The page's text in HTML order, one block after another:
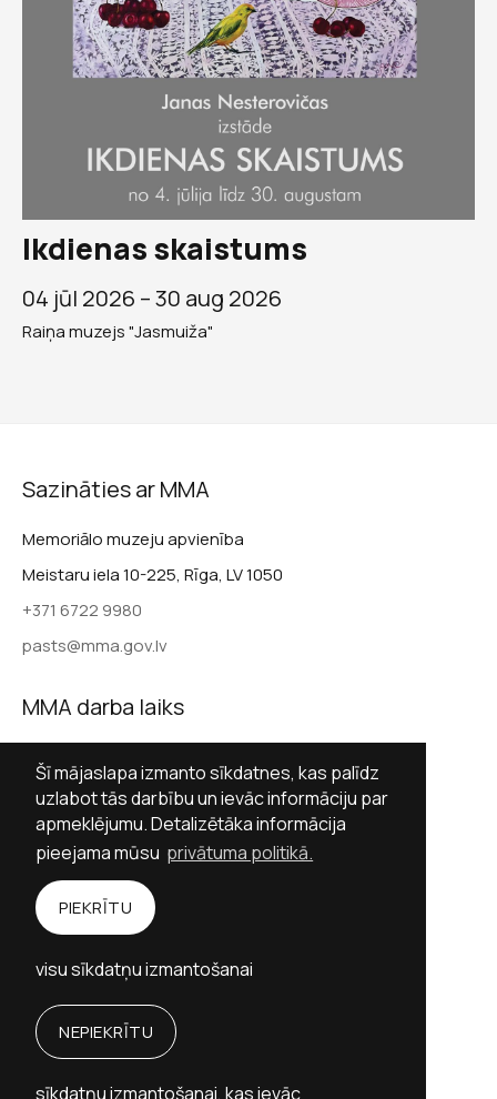
Šī mājaslapa izmanto sīkdatnes, kas palīdz
uzlabot tās darbību un ievāc informāciju par
apmeklējumu. Detalizētāka informācija
pieejama mūsu privātuma politikā.
NEPIEKRĪTU
sīkdatņu izmantošanai, kas ievāc
PIEKRĪTU
visu sīkdatņu izmantošanai
Ikdienas skaistums
04 jūl 2026 –30 aug 2026
Raiņa muzejs "Jasmuiža"
Sazināties ar MMA
Memoriālo muzeju apvienība
Meistaru iela 10-225, Rīga, LV 1050
+371 6722 9980
pasts@mma.gov.lv
MMA darba laiks
Sestdienās slēgts
Svētdienās slēgts
Sekot MMA
Facebook
YouTube
Personību stāstu vietne izstrādāta ar Valsts
kultūrkapitāla fonda finansiālu atbalstu.